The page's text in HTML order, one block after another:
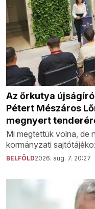
Az őrkutya
Pétert Mészáros
megnyert
Mi megtettük volna, de
kormányzati
BELFÖLD2026. aug. 7. 20:27